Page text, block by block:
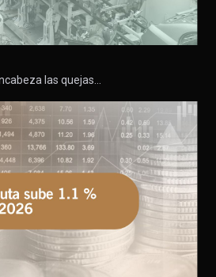
las quejas…